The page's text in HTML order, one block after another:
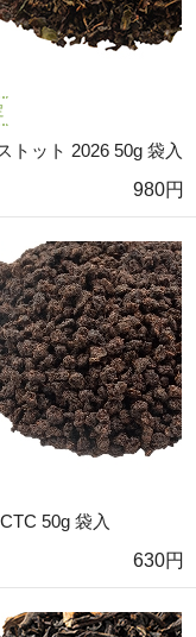
トット 2026 50g 袋入
980円
50g 袋入
630円